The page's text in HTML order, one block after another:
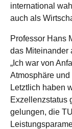
international
auch als
Professor Hans
das Miteinander
„Ich war von
Atmosphäre
Letztlich haben
Exzellenzstatus
gelungen, die